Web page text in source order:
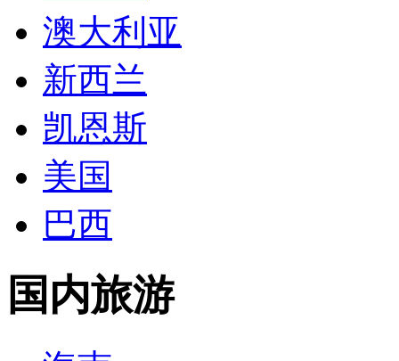
澳大利亚
新西兰
凯恩斯
美国
巴西
国内旅游